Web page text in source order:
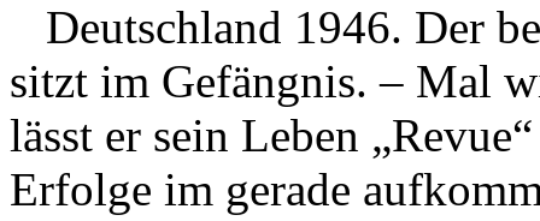
Deutschland 1946. Der
sitzt im Gefängnis. – Mal
lässt er sein Leben
Erfolge im gerade